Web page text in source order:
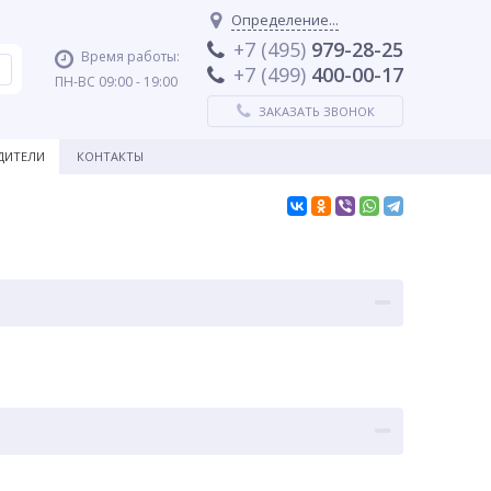
Время работы:
ПН-ВС 09:00 - 19:00
Определение...
+7 (495) 979-28-25
+7 (499) 400-00-17
ЗАКАЗАТЬ ЗВОНОК
КОНТАКТЫ